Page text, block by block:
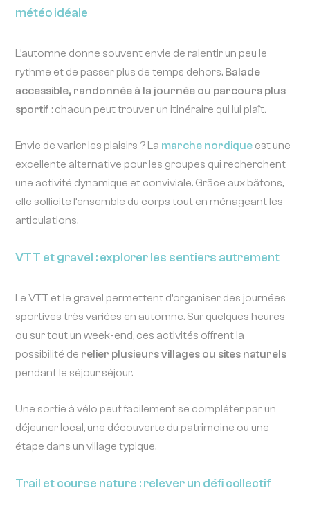
météo idéale
L’automne donne souvent envie de ralentir un peu le
rythme et de passer plus de temps dehors. Balade
accessible, randonnée à la journée ou parcours plus
sportif : chacun peut trouver un itinéraire qui lui plaît.
Envie de varier les plaisirs ? La marche nordique est une
excellente alternative pour les groupes qui recherchent
une activité dynamique et conviviale. Grâce aux bâtons,
elle sollicite l’ensemble du corps tout en ménageant les
articulations.
VTT et gravel : explorer les sentiers autrement
Le VTT et le gravel permettent d’organiser des journées
sportives très variées en automne. Sur quelques heures
ou sur tout un week-end, ces activités offrent la
possibilité de relier plusieurs villages ou sites naturels
pendant le séjour séjour.
Une sortie à vélo peut facilement se compléter par un
déjeuner local, une découverte du patrimoine ou une
étape dans un village typique.
Trail et course nature : relever un défi collectif